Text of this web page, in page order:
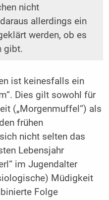
nicht
allerdings ein
werden, ob es
gibt.
ist keinesfalls ein
Dies gilt sowohl für
(„Morgenmuffel“) als
frühen
nicht selten das
Lebensjahr
im Jugendalter
Müdigkeit
Folge